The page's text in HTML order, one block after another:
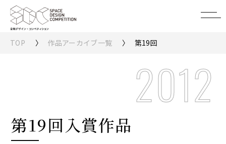
TOP 作品アーカイブ一覧 第19回
第19回入賞作品
2012